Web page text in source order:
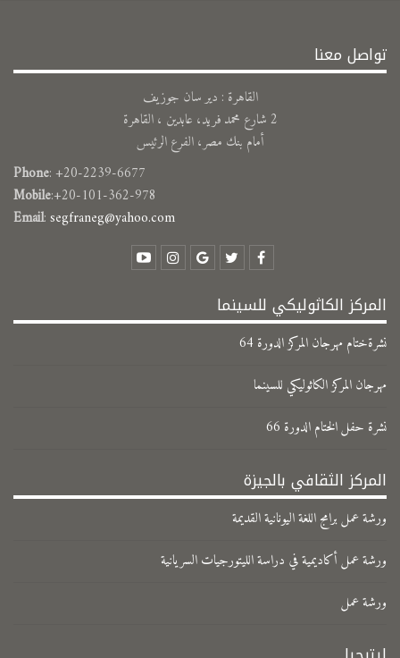
تواصل معنا
القاهرة : دير سان جوزيف
2 شارع محمد فريد، عابدين ، القاهرة
أمام بنك مصر، الفرع الرئيس
Phone: +20-2239-6677
Mobile:+20-101-362-978
Email:segfraneg@yahoo.com
المركز الكاثوليكي للسينما
نشرةختام مهرجان المركز الدورة 64
مهرجان المركز الكاثوليكي للسينما
نشرة حفل الختام الدورة 66
المركز الثقافي بالجيزة
ورشة عمل برامج اللغة اليونانية القديمة
ورشة عمل أكاديمية في دراسة الليتورجيات السريانية
ورشة عمل